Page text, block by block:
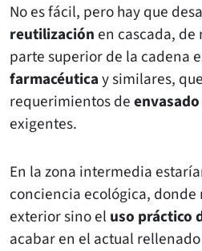
No es fácil, pero hay que
reutilización en cascada,
parte superior de la cadena
farmacéuticay similares,
requerimientos de
exigentes.
En la zona intermedia
conciencia ecológica,
exterior sino el uso práctico
acabar en el actual